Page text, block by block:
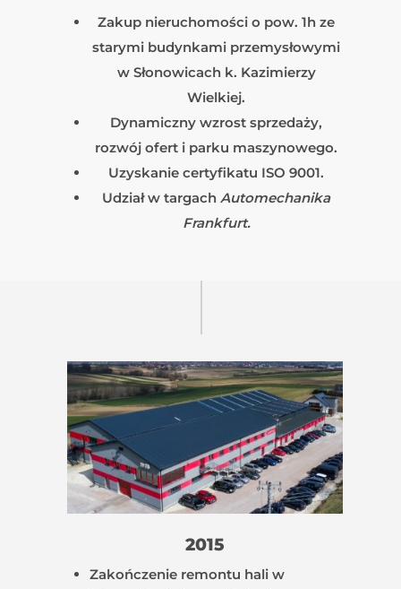
Zakup nieruchomości o pow. 1h ze
starymi budynkami przemysłowymi
w Słonowicach k. Kazimierzy
Wielkiej.
Dynamiczny wzrost sprzedaży,
rozwój ofert i parku maszynowego.
Uzyskanie certyfikatu ISO 9001.
Udział w targach Automechanika
Frankfurt.
2015
Zakończenie remontu hali w